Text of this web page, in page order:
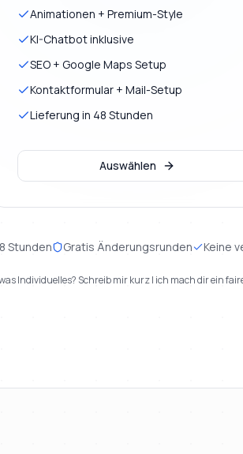
Animationen + Premium-Style
KI-Chatbot inklusive
SEO + Google Maps Setup
Kontaktformular + Mail-Setup
Lieferung in 48 Stunden
Auswählen
Stunden Gratis Änderungsrunden Keine
Individuelles? Schreib mir kurz | ich mach dir ein